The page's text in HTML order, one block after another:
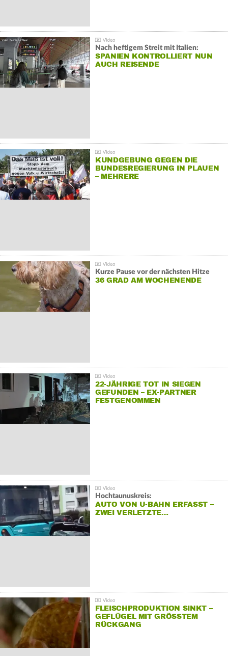
Nach heftigem Streit mit Italien:
SPANIEN KONTROLLIERT NUN
AUCH REISENDE
KUNDGEBUNG GEGEN DIE
BUNDESREGIERUNG IN PLAUEN
– MEHRERE
Kurze Pause vor der nächsten Hitze
36 GRAD AM WOCHENENDE
22-JÄHRIGE TOT IN SIEGEN
GEFUNDEN – EX-PARTNER
FESTGENOMMEN
Hochtaunuskreis:
AUTO VON U-BAHN ERFASST –
ZWEI VERLETZTE…
FLEISCHPRODUKTION SINKT –
GEFLÜGEL MIT GRÖSSTEM R
ÜCKGANG